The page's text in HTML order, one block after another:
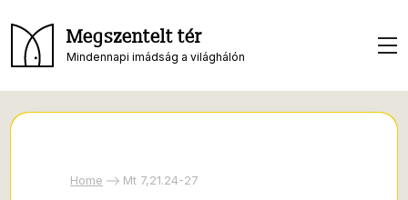
Megszentelt tér
Mindennapi imádság a világhálón
Home Mt 7,21.24-27